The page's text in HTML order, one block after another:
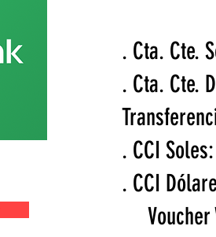
. Cta.
. Cta. Cte.
. CCI
. CCI
Voucher